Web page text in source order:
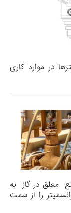
در موارد کاری
معلق در گاز به
را از سمت